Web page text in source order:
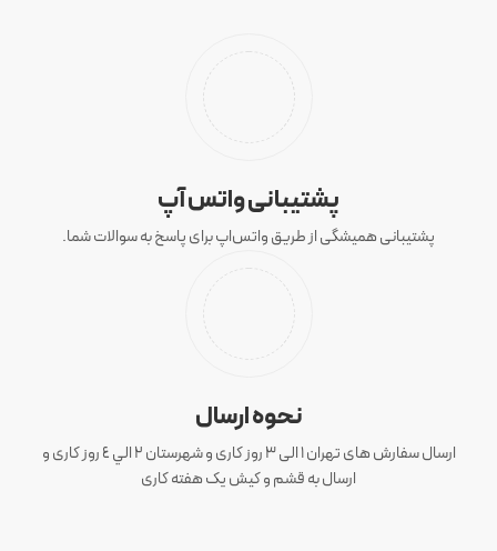
پشتیبانی واتس آپ
پشتیبانی همیشگی از طریق واتس‌اپ برای پاسخ به سوالات شما.
نحوه ارسال
ارسال سفارش های تهران 1 الی 3 روز کاری و شهرستان ٢ الي ٤ روز کاری و
ارسال به قشم و کیش یک هفته کاری